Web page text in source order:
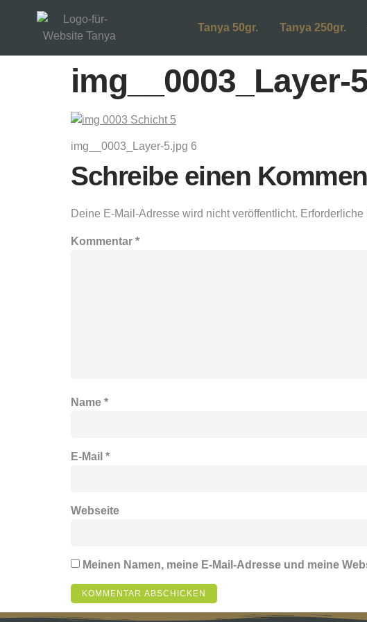
Tanya 50gr. Tanya 250gr.
img__0003_Layer-
img__0003_Layer-5.jpg 6
Schreibe einen
Deine E-Mail-Adresse wird nicht veröffentlicht.
Kommentar *
Name *
E-Mail *
Webseite
Meinen Namen, meine E-Mail-Adresse und meine